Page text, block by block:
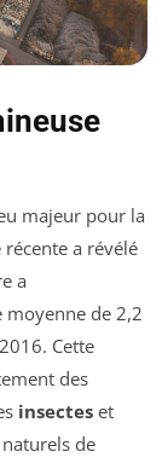
majeur pour la
a révélé
a
de 2,2
Cette
des
insectes et
de